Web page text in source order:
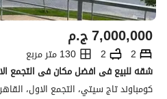
ج.م7,000,000
2
2
130 متر مربع
كومباوند تاج سيتي، التجمع الاول،